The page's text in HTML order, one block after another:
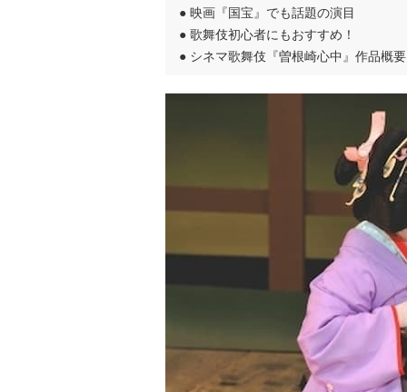
● 映画『国宝』でも話題の演目
● 歌舞伎初心者にもおすすめ！
● シネマ歌舞伎『曽根崎心中』作品概要